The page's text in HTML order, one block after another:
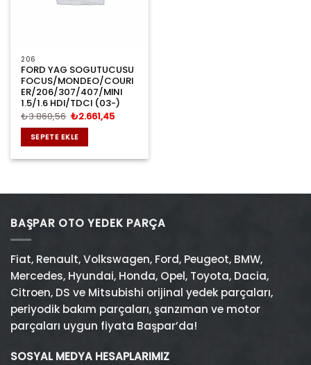
206
FORD YAG SOGUTUCUSU
FOCUS/MONDEO/COURI
ER/206/307/407/MINI
1.5/1.6 HDI/TDCI (03-)
₺3.860,56 Orijinal
fiyat:
₺3.860,56.
₺2.661,45Şu
SEPETE EKLE
BAŞPAR OTO YEDEK PARÇA
Fiat, Renault,Volkswagen, Ford, Peugeot, BMW,
Mercedes, Hyundai, Honda, Opel, Toyota, Dacia,
Citroen, DS ve Mitsubishi orijinal yedek parçaları,
periyodik bakım parçaları, şanzıman ve motor
parçaları uygun fiyata Başpar’da!
SOSYAL MEDYA HESAPLARIMIZ